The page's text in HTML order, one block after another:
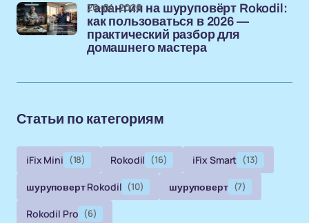
Гарантия на шуруповёрт Rokodil:
как пользоваться в 2026 —
практический разбор для
домашнего мастера
20-04-2026
Статьи по категориям
iFix Mini (18) Rokodil (16) iFix Smart (13)
шуруповерт Rokodil (10) шуруповерт (7)
Rokodil Pro (6)